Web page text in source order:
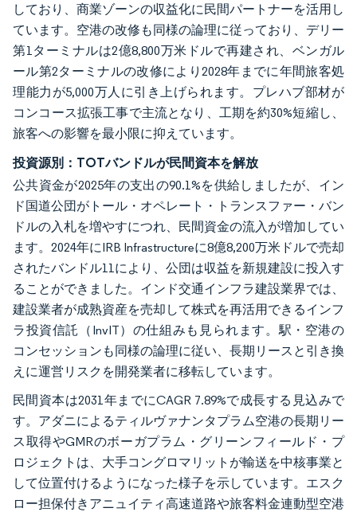
しており、商業ゾーンの収益化に民間パートナーを活用し
ています。空港の改修も同様の論理に従っており、デリー
第1ターミナルは2億8,800万米ドルで再建され、ベンガル
ール第2ターミナルの改修により2028年までに年間旅客処
理能力が5,000万人に引き上げられます。プレハブ部材が
コンコース拡張工事で主流となり、工期を約30%短縮し、
旅客への影響を最小限に抑えています。
投資源別：TOTバンドルが民間資本を解放
公共資金が2025年の支出の90.1%を供給しましたが、イン
ド国道公団がトール・オペレート・トランスファー・バン
ドルの入札を増やすにつれ、民間資金の流入が増加してい
ます。2024年にIRB Infrastructureに8億8,200万米ドルで売却
されたバンドル11により、公団は収益を新規建設に投入す
ることができました。インド交通インフラ建設業界では、
建設業者が成熟資産を売却して株式を再活用できるインフ
ラ投資信託（InvIT）の仕組みも見られます。駅・空港の
コンセッションも同様の論理に従い、長期リースと引き換
えに運営リスクを開発業者に移転しています。
民間資本は2031年までにCAGR 7.89%で成長する見込みで
す。アダニによるティルヴァナンタプラム空港の長期リー
ス取得やGMRのボーガプラム・グリーンフィールド・プ
ロジェクトは、大手コングロマリットが輸送を中核事業と
して位置付けるようになった様子を示しています。エスク
ロー担保付きアニュイティ高速道路や旅客料金連動型空港